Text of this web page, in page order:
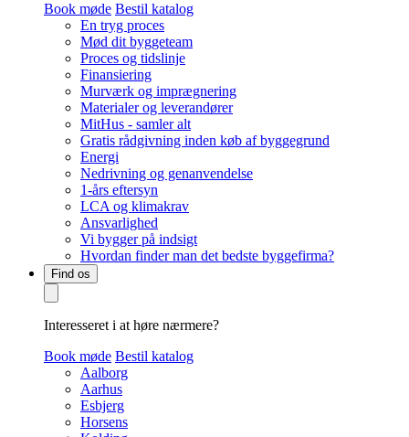
Book møde Bestil katalog
En tryg proces
Mød dit byggeteam
Proces og tidslinje
Finansiering
Murværk og imprægnering
Materialer og leverandører
MitHus - samler alt
Gratis rådgivning inden køb af byggegrund
Energi
Nedrivning og genanvendelse
1-års eftersyn
LCA og klimakrav
Ansvarlighed
Vi bygger på indsigt
Hvordan finder man det bedste byggefirma?
Find os
Interesseret i at høre nærmere?
Book møde Bestil katalog
Aalborg
Aarhus
Esbjerg
Horsens